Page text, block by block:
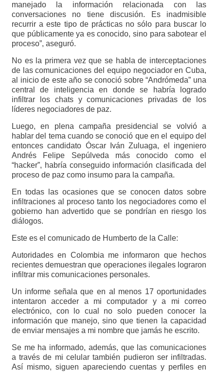
manejado la información relacionada con las
conversaciones no tiene discusión. Es inadmisible
recurrir a este tipo de prácticas no sólo para buscar lo
que públicamente ya es conocido, sino para sabotear el
proceso”, aseguró.
No es la primera vez que se habla de interceptaciones
de las comunicaciones del equipo negociador en Cuba,
al inicio de este año se conoció sobre “Andrómeda” una
central de inteligencia en donde se habría logrado
infiltrar los chats y comunicaciones privadas de los
líderes negociadores de paz.
Luego, en plena campaña presidencial se volvió a
hablar del tema cuando se conoció que en el equipo del
entonces candidato Óscar Iván Zuluaga, el ingeniero
Andrés Felipe Sepúlveda más conocido como el
“hacker”, habría conseguido información clasificada del
proceso de paz como insumo para la campaña.
En todas las ocasiones que se conocen datos sobre
infiltraciones al proceso tanto los negociadores como el
gobierno han advertido que se pondrían en riesgo los
diálogos.
Este es el comunicado de Humberto de la Calle:
Autoridades en Colombia me informaron que hechos
recientes demuestran que operaciones ilegales lograron
infiltrar mis comunicaciones personales.
Un informe señala que en al menos 17 oportunidades
intentaron acceder a mi computador y a mi correo
electrónico, con lo cual no solo pueden conocer la
información que manejo, sino que tienen la capacidad
de enviar mensajes a mi nombre que jamás he escrito.
Se me ha informado, además, que las comunicaciones
a través de mi celular también pudieron ser infiltradas.
Así mismo, siguen apareciendo cuentas y perfiles en